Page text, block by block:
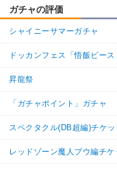
ガチャの評価
シャイニーサマーガチャ
ドッカンフェス「悟飯ビース
昇龍祭
「ガチャポイント」ガチャ
スペクタクル(DB超編)チケッ
レッドゾーン魔人ブウ編チケ